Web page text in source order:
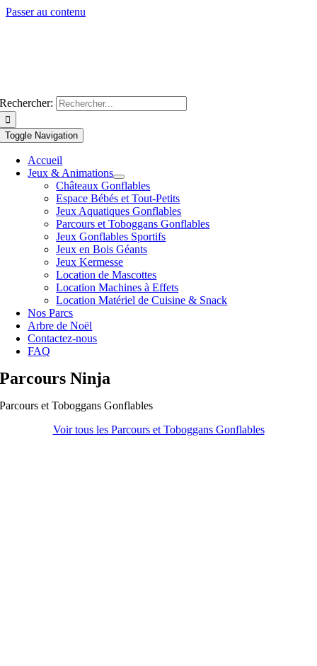
Passer au contenu
Rechercher:
Toggle Navigation
Accueil
Jeux & Animations
Châteaux Gonflables
Espace Bébés et Tout-Petits
Jeux Aquatiques Gonflables
Parcours et Toboggans Gonflables
Jeux Gonflables Sportifs
Jeux en Bois Géants
Jeux Kermesse
Location de Mascottes
Location Machines à Effets
Location Matériel de Cuisine & Snack
Nos Parcs
Arbre de Noël
Contactez-nous
FAQ
Parcours Ninja
Parcours et Toboggans Gonflables
Voir tous les Parcours et Toboggans Gonflables